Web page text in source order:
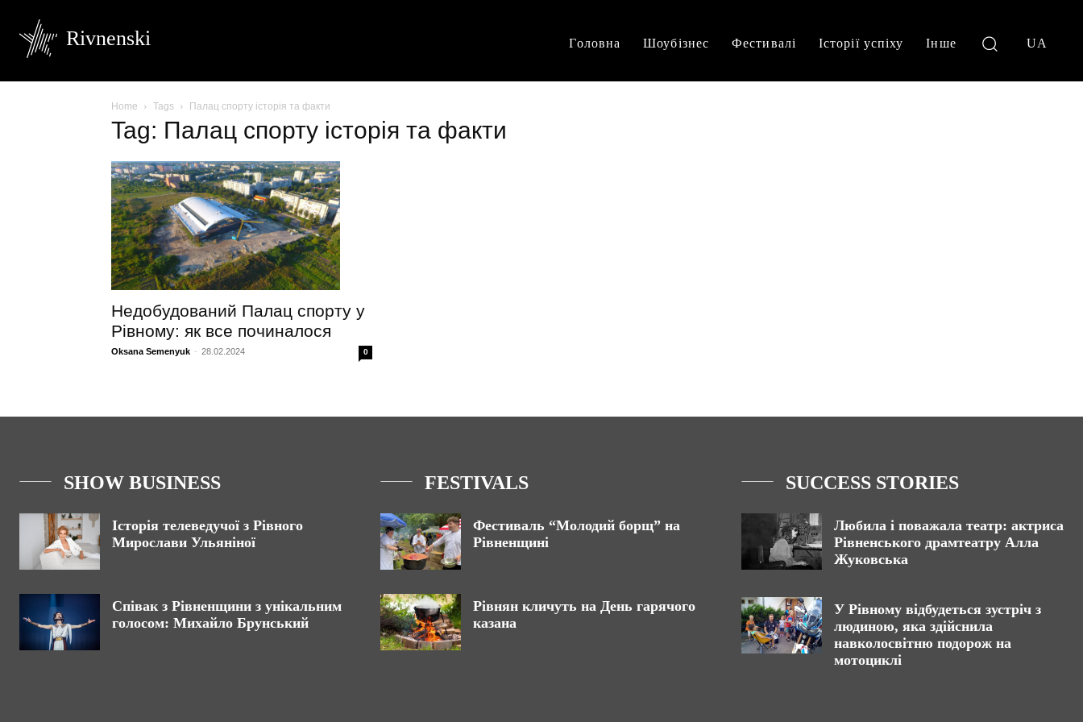
Rivnenski Головна Шоубізнес Фестивалі Історії успіху Інше UA
Home Tags Палац спорту історія та факти
Tag: Палац спорту історія та факти
Недобудований Палац спорту у
Рівному: як все починалося
Oksana Semenyuk - 28.02.2024 0
SHOW BUSINESS
Історія телеведучої з Рівного
Мирослави Ульяніної
Співак з Рівненщини з унікальним
голосом: Михайло Брунський
FESTIVALS
Фестиваль “Молодий борщ” на
Рівненщині
Рівнян кличуть на День гарячого
казана
SUCCESS STORIES
Любила і поважала театр: актриса
Рівненського драмтеатру Алла
Жуковська
У Рівному відбудеться зустріч з
людиною, яка здійснила
навколосвітню подорож на
мотоциклі